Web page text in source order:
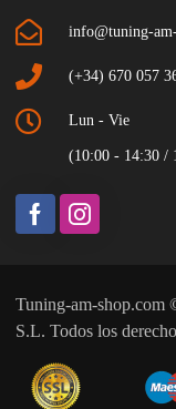
info@tuning-
(+34) 670 057
Lun - Vie
(10:00 - 14:30 /
Tuning-am-shop.com
S.L. Todos los